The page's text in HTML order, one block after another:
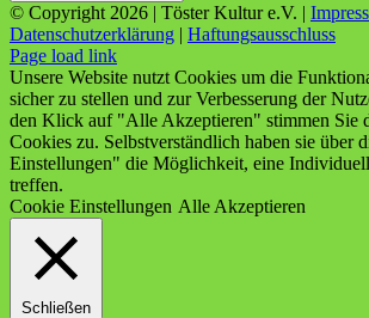
© Copyright 2026 | Töster Kultur e.V. |
Datenschutzerklärung | Haftungsausschluss
Facebook
X
Instagram
YouTube
Page load link
Unsere Website nutzt Cookies um die
sicher zu stellen und zur Verbesserung der
den Klick auf "Alle Akzeptieren" stimmen Sie
Cookies zu. Selbstverständlich haben sie über
Einstellungen" die Möglichkeit, eine
treffen.
Cookie Einstellungen Alle Akzeptieren
Schließen